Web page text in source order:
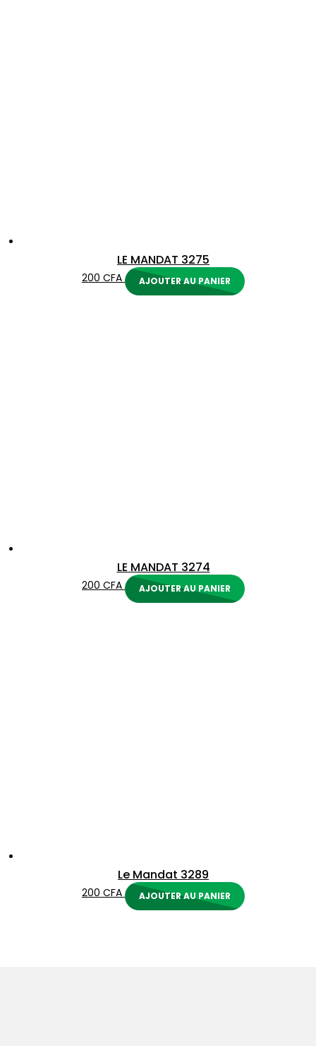
LE MANDAT 3275
200 CFA AJOUTER AU PANIER
LE MANDAT 3274
200 CFA AJOUTER AU PANIER
Le Mandat 3289
200 CFA AJOUTER AU PANIER